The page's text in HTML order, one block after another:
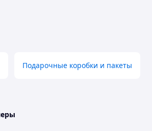
Подарочные коробки и пакеты